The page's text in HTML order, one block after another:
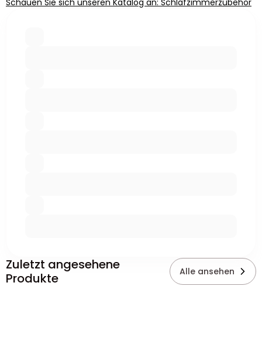
Schauen Sie sich unseren Katalog an: Schlafzimmerzubehör
Zuletzt angesehene
Produkte
Alle ansehen